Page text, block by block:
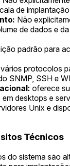
de
Não
de dados e
padrão para
protocolos
SNMP, SSH e
oferece
desktops e
Unix e
Técnicos
do sistema são